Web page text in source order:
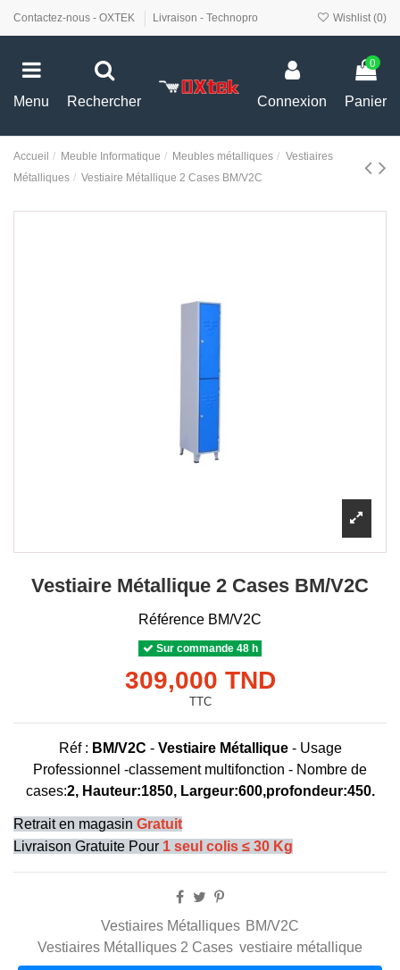
Contactez-nous - OXTEK Livraison - Technopro Wishlist (0)
Menu Rechercher Connexion
0
Panier
Accueil Meuble Informatique Meubles métalliques
Vestiaires
Métalliques
Vestiaire Métallique 2 Cases BM/V2C
Vestiaire Métallique 2 Cases BM/V2C
Référence BM/V2C
Sur commande 48 h
309,000 TND
TTC
Réf : BM/V2C - Vestiaire Métallique- Usage
Professionnel -classement multifonction - Nombre de
cases:2, Hauteur:1850, Largeur:600,profondeur:450.
Retrait en magasin Gratuit
Livraison Gratuite Pour 1 seul colis ≤ 30 Kg
Vestiaires Métalliques BM/V2C
Vestiaires Métalliques 2 Cases vestiaire métallique